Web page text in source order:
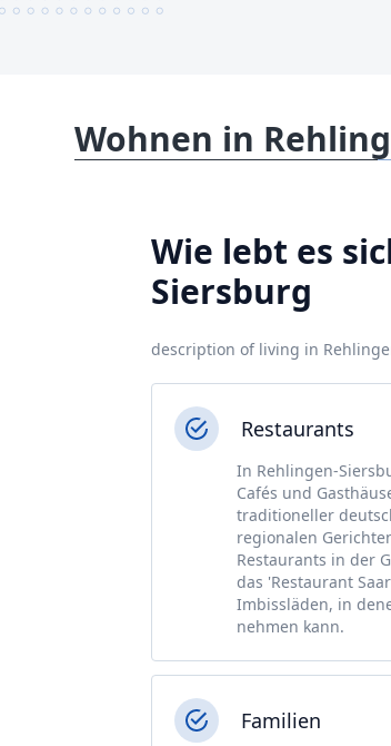
Wohnen in
Wie lebt es
Siersburg
description of living in
Restaurants
In Rehlingen-
Cafés und
traditioneller
regionalen
Restaurants in der
das 'Restaurant
Imbissläden, in
nehmen kann.
Familien